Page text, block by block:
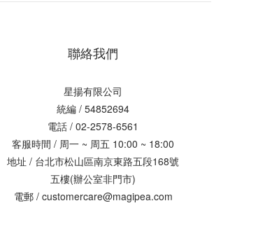
聯絡我們
星揚有限公司
統編 / 54852694
電話 / 02-2578-6561
客服時間 / 周一 ~ 周五 10:00 ~ 18:00
地址 / 台北市松山區南京東路五段168號
五樓(辦公室非門市)
電郵 / customercare@magipea.com